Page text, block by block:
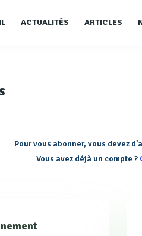
ACTUALITÉS ARTICLES
Pour vous abonner, vous devez
Vous avez déjà un compte ?